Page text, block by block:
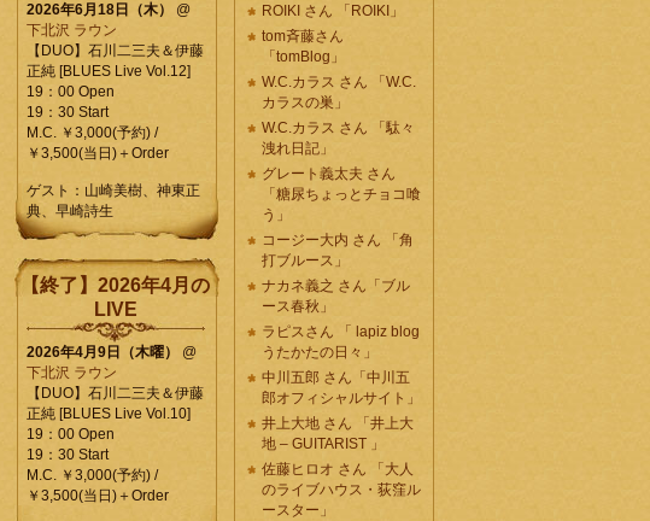
2026年6月18日（木）
@
下北沢 ラウン
【DUO】石川二三夫＆伊藤
正純 [BLUES Live Vol.12]
19：00 Open
19：30 Start
M.C. ￥3,000(予約) /
￥3,500(当日)＋Order
ゲスト：山崎美樹、神東正
典、早崎詩生
【終了】2026年4月の
LIVE
2026年4月9日（木曜）
@
下北沢 ラウン
【DUO】石川二三夫＆伊藤
正純 [BLUES Live Vol.10]
19：00 Open
19：30 Start
M.C. ￥3,000(予約) /
￥3,500(当日)＋Order
ROIKI さん 「ROIKI」
tom斉藤さん
「tomBlog」
W.C.カラス さん 「W.C.
カラスの巣」
W.C.カラス さん 「駄々
洩れ日記」
グレート義太夫 さん
「糖尿ちょっとチョコ喰
う」
コージー大内 さん 「角
打ブルース」
ナカネ義之 さん「ブル
ース春秋」
ラピスさん 「 lapiz blog
うたかたの日々」
中川五郎 さん「中川五
郎オフィシャルサイト」
井上大地 さん 「井上大
地 – GUITARIST 」
佐藤ヒロオ さん 「大人
のライブハウス・荻窪ル
ースター」